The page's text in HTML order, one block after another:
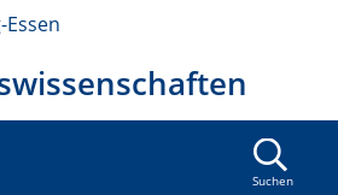
Suchen